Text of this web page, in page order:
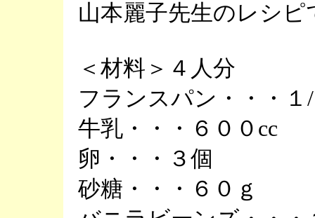
山本麗子先生のレシピ
＜材料
フランスパン・・・１
牛乳・・・６００cc
卵・・・３個
砂糖・・・６０ｇ